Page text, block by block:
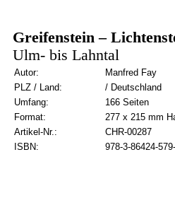
Greifenstein –
Ulm- bis Lahntal
Autor:
Manfred Fay
PLZ / Land:
/ Deutschland
Umfang:
166 Seiten
Format:
277 x 215 mm
Artikel-Nr.:
CHR-00287
ISBN:
978-3-86424-